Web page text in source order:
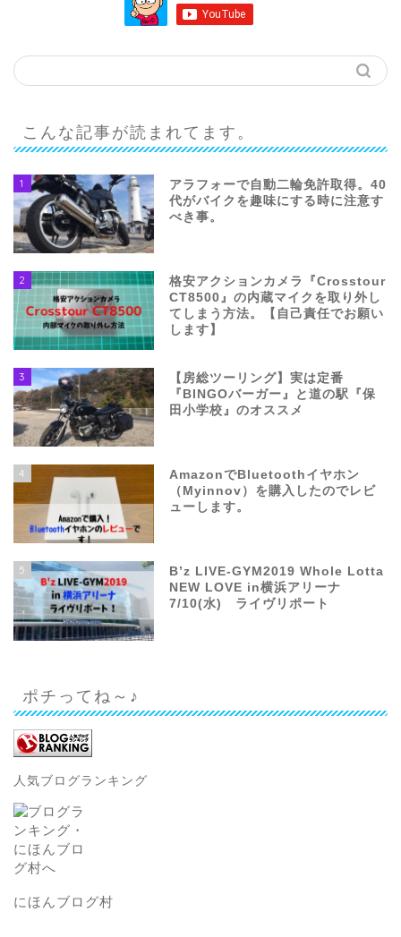
こんな記事が読まれてます。
1
アラフォーで自動二輪免許取得。40
代がバイクを趣味にする時に注意す
べき事。
2
格安アクションカメラ『Crosstour
CT8500』の内蔵マイクを取り外し
てしまう方法。【自己責任でお願い
します】
3
【房総ツーリング】実は定番
『BINGOバーガー』と道の駅『保
田小学校』のオススメ
4
AmazonでBluetoothイヤホン
（Myinnov）を購入したのでレビ
ューします。
5
B’z LIVE-GYM2019 Whole Lotta
NEW LOVE in横浜アリーナ
7/10(水) ライヴリポート
ポチってね～♪
人気ブログランキング
にほんブログ村